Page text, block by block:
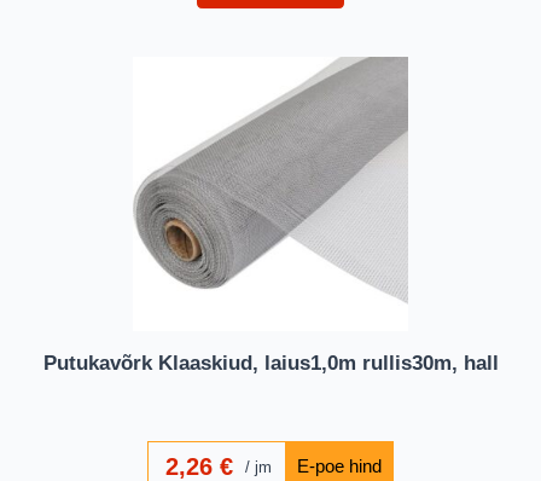
Putukavõrk Klaaskiud, laius1,0m rullis30m, hall
2,26 € jm